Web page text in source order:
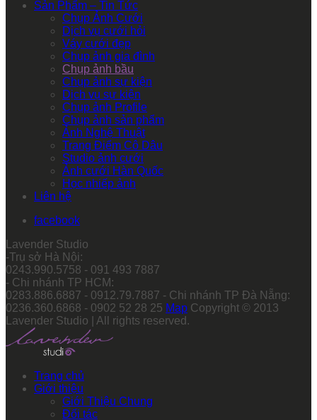
Sản Phẩm – Tin Tức
Chụp Ảnh Cưới
Dịch vụ cưới hỏi
Váy cưới đẹp
Chụp ảnh gia đình
Chụp ảnh bầu
Chụp ảnh sự kiện
Dịch vụ sự kiện
Chụp ảnh Profile
Chụp ảnh sản phẩm
Ảnh Nghệ Thuật
Trang Điểm Cô Dâu
Studio ảnh cưới
Ảnh cưới Hàn Quốc
Học nhiếp ảnh
Liên hệ
facebook
Lavender Studio
-Trụ sở Hà Nội:
0243.990.5758 - 091 493 7887
- Chi nhánh TP HCM:
0283.886.6887 - 0912.79.7887 - Chi nhánh TP Đà Nẵng:
0236.360.6868 - 0902 52 28 25 Map Copyright © 2013
Lavender Studio | All rights reserved.
Trang chủ
Giới thiệu
Giới Thiệu Chung
Đối tác